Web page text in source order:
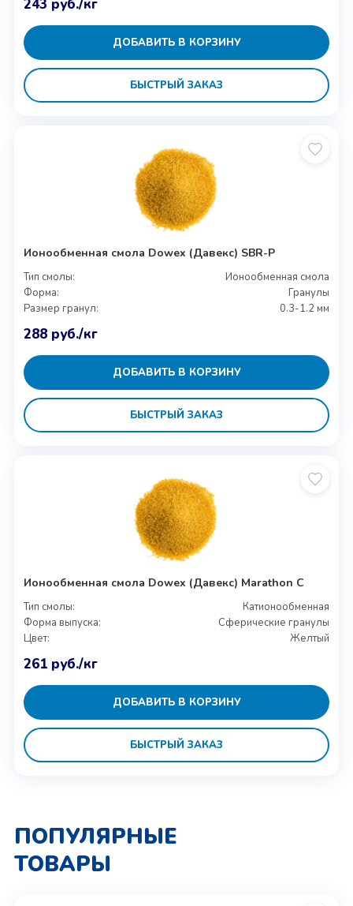
243 руб./кг
ДОБАВИТЬ В КОРЗИНУ
БЫСТРЫЙ ЗАКАЗ
Ионообменная смола Dowex (Давекс) SBR-P
Тип смолы:
Ионообменная смола
Форма:
Гранулы
Размер гранул:
0.3-1.2 мм
288 руб./кг
ДОБАВИТЬ В КОРЗИНУ
БЫСТРЫЙ ЗАКАЗ
Ионообменная смола Dowex (Давекс) Marathon C
Тип смолы:
Катионообменная
Форма выпуска:
Сферические гранулы
Цвет:
Желтый
261 руб./кг
ДОБАВИТЬ В КОРЗИНУ
БЫСТРЫЙ ЗАКАЗ
ПОПУЛЯРНЫЕ
ТОВАРЫ